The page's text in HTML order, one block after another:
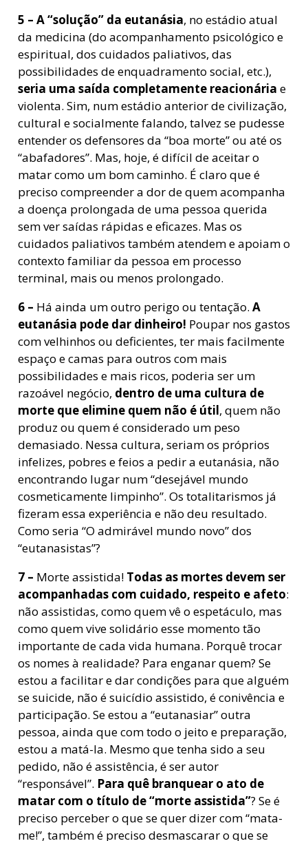
5 – A “solução” da eutanásia, no estádio atual
da medicina (do acompanhamento psicológico e
espiritual, dos cuidados paliativos, das
possibilidades de enquadramento social, etc.),
seria uma saída completamente reacionária e
violenta. Sim, num estádio anterior de civilização,
cultural e socialmente falando, talvez se pudesse
entender os defensores da “boa morte” ou até os
“abafadores”. Mas, hoje, é difícil de aceitar o
matar como um bom caminho. É claro que é
preciso compreender a dor de quem acompanha
a doença prolongada de uma pessoa querida
sem ver saídas rápidas e eficazes. Mas os
cuidados paliativos também atendem e apoiam o
contexto familiar da pessoa em processo
terminal, mais ou menos prolongado.
6 – Há ainda um outro perigo ou tentação. A
eutanásia pode dar dinheiro! Poupar nos gastos
com velhinhos ou deficientes, ter mais facilmente
espaço e camas para outros com mais
possibilidades e mais ricos, poderia ser um
razoável negócio, dentro de uma cultura de
morte que elimine quem não é útil, quem não
produz ou quem é considerado um peso
demasiado. Nessa cultura, seriam os próprios
infelizes, pobres e feios a pedir a eutanásia, não
encontrando lugar num “desejável mundo
cosmeticamente limpinho”. Os totalitarismos já
fizeram essa experiência e não deu resultado.
Como seria “O admirável mundo novo” dos
“eutanasistas”?
7 – Morte assistida! Todas as mortes devem ser
acompanhadas com cuidado, respeito e afeto:
não assistidas, como quem vê o espetáculo, mas
como quem vive solidário esse momento tão
importante de cada vida humana. Porquê trocar
os nomes à realidade? Para enganar quem? Se
estou a facilitar e dar condições para que alguém
se suicide, não é suicídio assistido, é conivência e
participação. Se estou a “eutanasiar” outra
pessoa, ainda que com todo o jeito e preparação,
estou a matá-la. Mesmo que tenha sido a seu
pedido, não é assistência, é ser autor
“responsável”. Para quê branquear o ato de
matar com o título de “morte assistida”? Se é
preciso perceber o que se quer dizer com “mata-
me!”, também é preciso desmascarar o que se